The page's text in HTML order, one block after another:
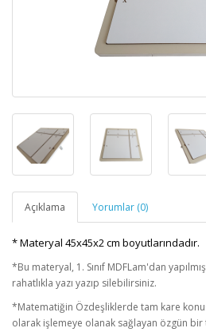
Açıklama Yorumlar (0)
* Materyal 45x45x2 cm boyutlarındadır.
*Bu materyal, 1. Sınıf MDFLam'dan
rahatlıkla yazı yazıp silebilirsiniz.
*Matematiğin Özdeşliklerde tam kare
olarak işlemeye olanak sağlayan özgün bir